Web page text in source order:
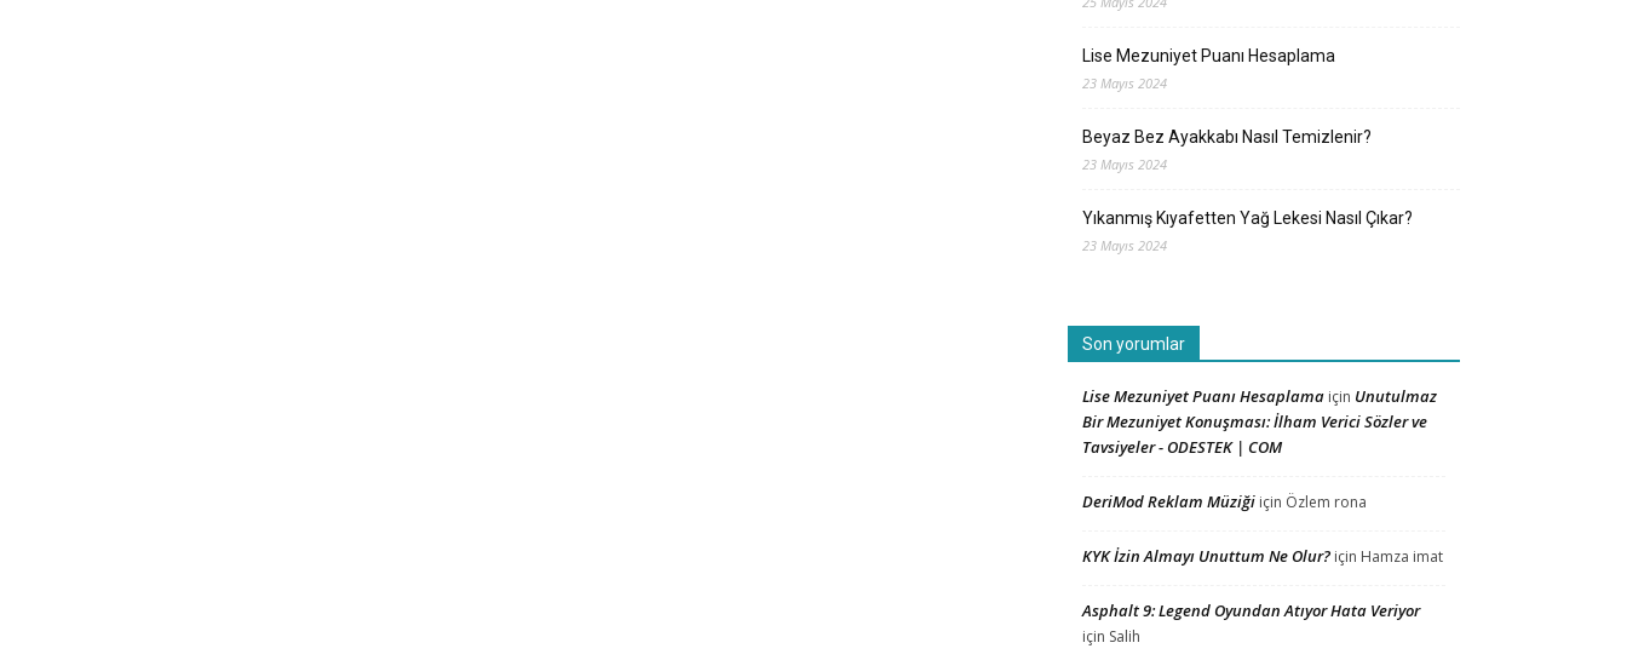
Lise Mezuniyet Puanı Hesaplama
23 Mayıs 2024
Beyaz Bez Ayakkabı Nasıl Temizlenir?
23 Mayıs 2024
Yıkanmış Kıyafetten Yağ Lekesi Nasıl Çıkar?
23 Mayıs 2024
Son yorumlar
Lise Mezuniyet Puanı Hesaplama için Unutulmaz
Bir Mezuniyet Konuşması: İlham Verici Sözler ve
Tavsiyeler - ODESTEK | COM
DeriMod Reklam Müziği için Özlem rona
KYK İzin Almayı Unuttum Ne Olur? için Hamza imat
Asphalt 9: Legend Oyundan Atıyor Hata Veriyor
için Salih